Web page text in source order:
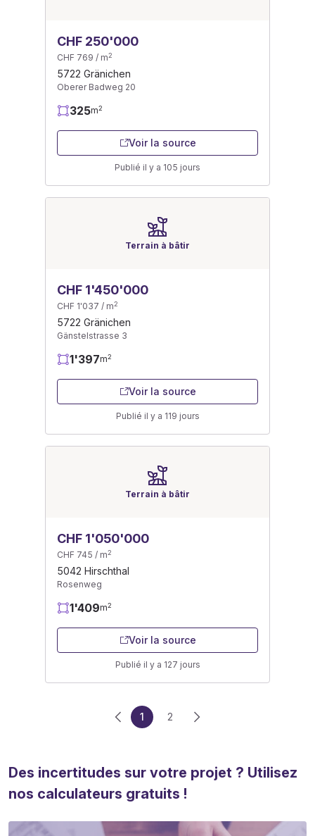
CHF 250'000
CHF 769 / m2
5722 Gränichen
Oberer Badweg 20
325m2
Voir la source
Publié il y a 105 jours
Terrain à bâtir
CHF 1'450'000
CHF 1'037 / m2
5722 Gränichen
Gänstelstrasse 3
1'397m2
Voir la source
Publié il y a 119 jours
Terrain à bâtir
CHF 1'050'000
CHF 745 / m2
5042 Hirschthal
Rosenweg
1'409m2
Voir la source
Publié il y a 127 jours
1 2
Des incertitudes sur votre projet ? Utilisez
nos calculateurs gratuits !